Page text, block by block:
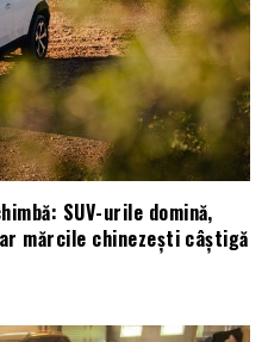
SUV-urile domină,
mărcile chinezești câștigă